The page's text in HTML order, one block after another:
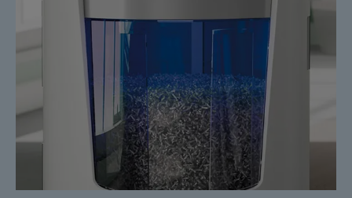
*Leitz IQ OptiMax 225 testattu pyörimistekniikalla ja